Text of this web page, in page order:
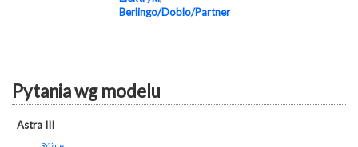
Berlingo/Doblo/Partner
Pytania wg modelu
Astra III